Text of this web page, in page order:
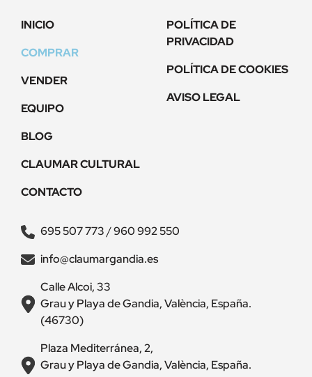
INICIO
COMPRAR
VENDER
EQUIPO
BLOG
CLAUMAR CULTURAL
CONTACTO
POLÍTICA DE
PRIVACIDAD
POLÍTICA DE COOKIES
AVISO LEGAL
695 507 773/960 992 550
info@claumargandia.es
Calle Alcoi, 33
Grau y Playa de Gandia, València, España.
(46730)
Plaza Mediterránea, 2,
Grau y Playa de Gandia, València, España.